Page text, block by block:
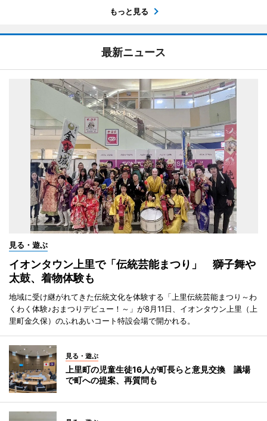
もっと見る
最新ニュース
見る・遊ぶ
イオンタウン上里で「伝統芸能まつり」 獅子舞や
太鼓、着物体験も
地域に受け継がれてきた伝統文化を体験する「上里伝統芸能まつり～わ
くわく体験♪おまつりデビュー！～」が8月11日、イオンタウン上里（上
里町金久保）のふれあいコート特設会場で開かれる。
見る・遊ぶ
上里町の児童生徒16人が町長らと意見交換 議場
で町への提案、再質問も